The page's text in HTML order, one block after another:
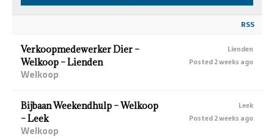
RSS
Verkoopmedewerker Dier –
Welkoop – Lienden
Welkoop
Lienden
Posted 2 weeks ago
Bijbaan Weekendhulp – Welkoop
– Leek
Welkoop
Leek
Posted 2 weeks ago